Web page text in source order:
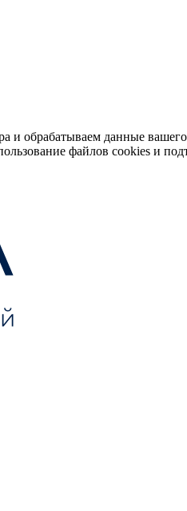
и обрабатываем данные
файлов cookies и